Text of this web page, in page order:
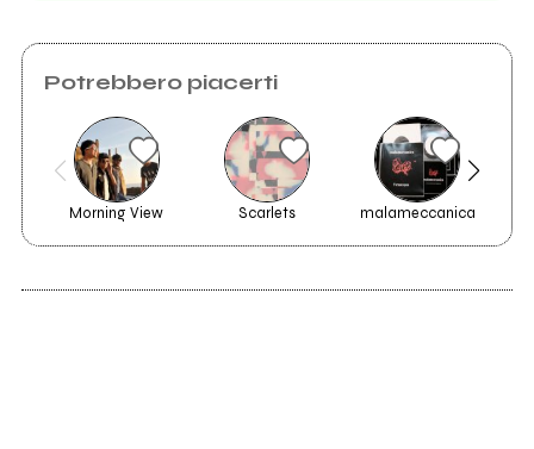
Potrebbero piacerti
Morning View Scarlets malameccanica